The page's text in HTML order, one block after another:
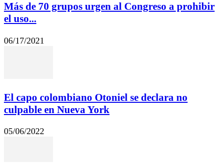
Más de 70 grupos urgen al Congreso a prohibir
el uso...
06/17/2021
El capo colombiano Otoniel se declara no
culpable en Nueva York
05/06/2022